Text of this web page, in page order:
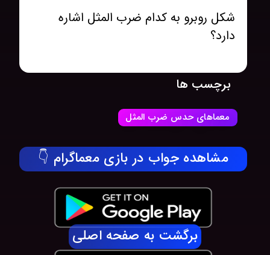
شکل روبرو به کدام ضرب المثل اشاره
دارد؟
برچسب ها
معماهای حدس ضرب المثل
مشاهده جواب در بازی معماگرام 👇
برگشت به صفحه اصلی